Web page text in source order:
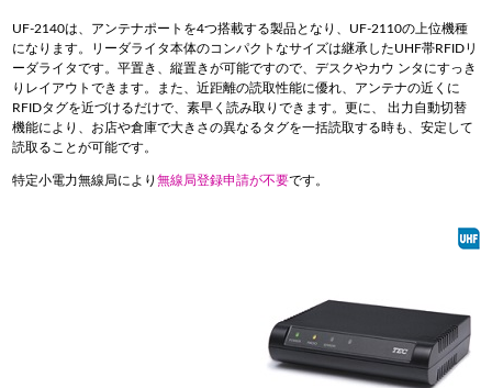
UF-2140は、アンテナポートを4つ搭載する製品となり、UF-2110の上位機種
になります。リーダライタ本体のコンパクトなサイズは継承したUHF帯RFIDリ
ーダライタです。平置き、縦置きが可能ですので、デスクやカウ ンタにすっき
りレイアウトできます。また、近距離の読取性能に優れ、アンテナの近くに
RFIDタグを近づけるだけで、素早く読み取りできます。更に、 出力自動切替
機能により、お店や倉庫で大きさの異なるタグを一括読取する時も、安定して
読取ることが可能です。
特定小電力無線局により無線局登録申請が不要です。